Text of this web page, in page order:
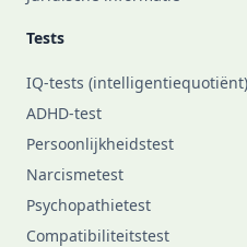
Tests
IQ-tests (intelligentiequotiënt)
ADHD-test
Persoonlijkheidstest
Narcismetest
Psychopathietest
Compatibiliteitstest